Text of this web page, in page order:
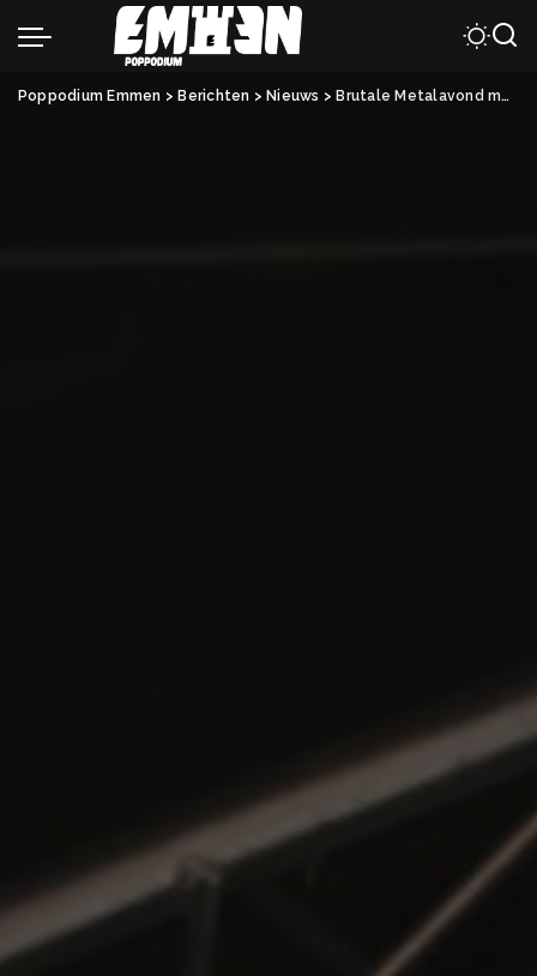
Poppodium Emmen > Berichten > Nieuws > Brutale Metalavond met Kanine, Hurakan en The Hate Project.